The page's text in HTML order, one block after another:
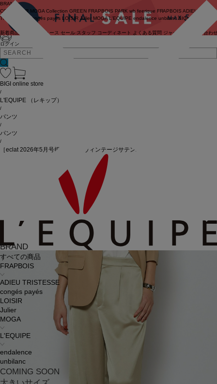
ログイン
BRAND
COUTURIER MOGA Collection GREEN FRAPBOIS PARK wb feerique FRAPBOIS ADIEU
TRISTESSE
congés payés LOISIR Julier MOGA L'EQUIPE endalence unbilanc BIGI online store
新着商品 ニュース セール スタッフ コーディネート よくある質問 ジャーナル お問い合わ
BRAND
すべての商品
FRAPBOIS
ADIEU TRISTESSE
congés payés
LOISIR
Julier
MOGA
L'EQUIPE
endalence
unbilanc
COMING SOON
BIGI online store
/
L'EQUIPE （レキップ）
/
パンツ
/
パンツ
/
［eclat 2026年5月号掲載商品］ヴィンテージサテンパンツ